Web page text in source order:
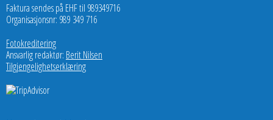
Faktura sendes på EHF til 989349716
Organisasjonsnr: 989 349 716
Fotokreditering
Ansvarlig redaktør: Berit Nilsen
Tilgjengelighetserklæring